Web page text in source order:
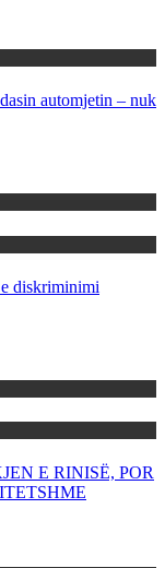
automjetin – nuk
diskriminimi
E RINISË, POR